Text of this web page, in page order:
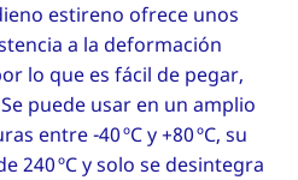
estireno ofrece unos
a la deformación
lo que es fácil de pegar,
puede usar en un amplio
entre -40 ºC y +80 ºC, su
240 ºC y solo se desintegra